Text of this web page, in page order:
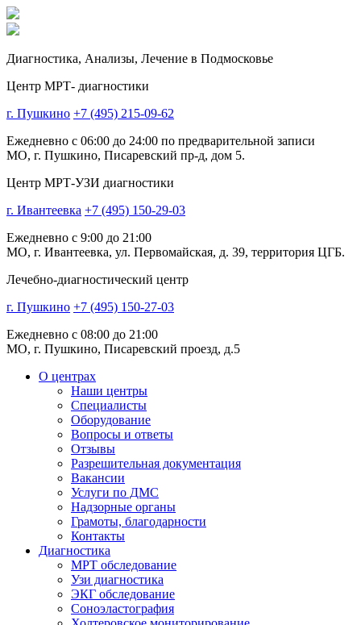
Диагностика, Анализы, Лечение в Подмосковье
Центр МРТ- диагностики
г. Пушкино +7 (495) 215-09-62
Ежедневно с 06:00 до 24:00 по предварительной записи
МО, г. Пушкино, Писаревский пр-д, дом 5.
Центр МРТ-УЗИ диагностики
г. Ивантеевка +7 (495) 150-29-03
Ежедневно с 9:00 до 21:00
МО, г. Ивантеевка, ул. Первомайская, д. 39, территория ЦГБ.
Лечебно-диагностический центр
г. Пушкино +7 (495) 150-27-03
Ежедневно с 08:00 до 21:00
МО, г. Пушкино, Писаревский проезд, д.5
О центрах
Наши центры
Специалисты
Оборудование
Вопросы и ответы
Отзывы
Разрешительная документация
Вакансии
Услуги по ДМС
Надзорные органы
Грамоты, благодарности
Контакты
Диагностика
МРТ обследование
Узи диагностика
ЭКГ обследование
Соноэластография